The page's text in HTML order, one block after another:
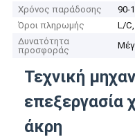
Χρόνος παράδοσης
90-
Όροι πληρωμής
L/
Δυνατότητα
προσφοράς
Τεχνική
επεξεργασία
άκρη